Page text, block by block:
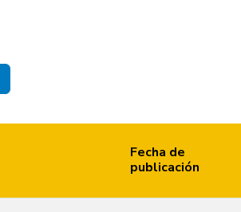
Fecha de
publicación